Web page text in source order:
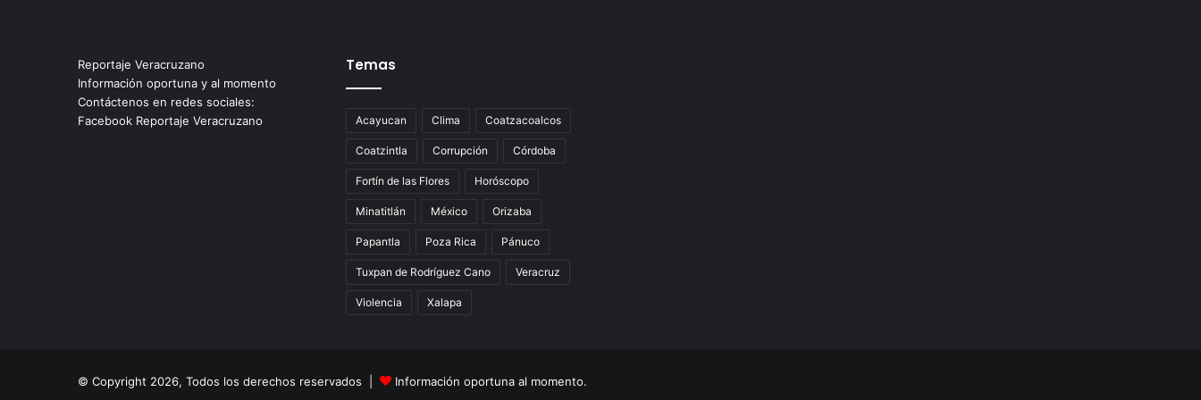
Reportaje Veracruzano
Información oportuna y al momento
Contáctenos en redes sociales:
Facebook Reportaje Veracruzano
Temas
Acayucan Clima Coatzacoalcos
Coatzintla Corrupción Córdoba
Fortín de las Flores Horóscopo
Minatitlán México Orizaba
Papantla Poza Rica Pánuco
Tuxpan de Rodríguez Cano Veracruz
Violencia Xalapa
© Copyright 2026, Todos los derechos reservados | Información oportuna al momento.